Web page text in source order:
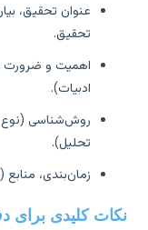
عنوان تحقیق، بیان
تحقیق.
اهمیت و ضرورت
ادبیات).
روش‌شناسی (نوع
تحلیل).
زمان‌بندی، منابع
کلیدی برای دفاع